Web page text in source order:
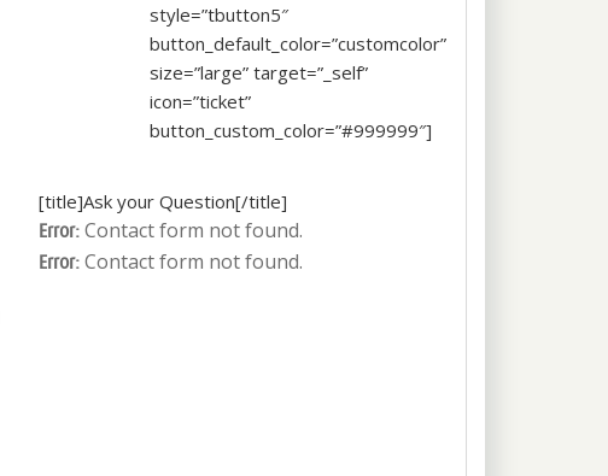
style=”tbutton5″
button_default_color=”customcolor”
size=”large” target=”_self”
icon=”ticket”
button_custom_color=”#999999″]
[title]Ask your Question[/title]
Error:Contact form not found.
Error:Contact form not found.